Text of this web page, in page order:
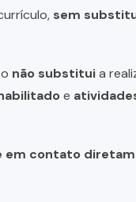
sem
não substituia
e
em contato